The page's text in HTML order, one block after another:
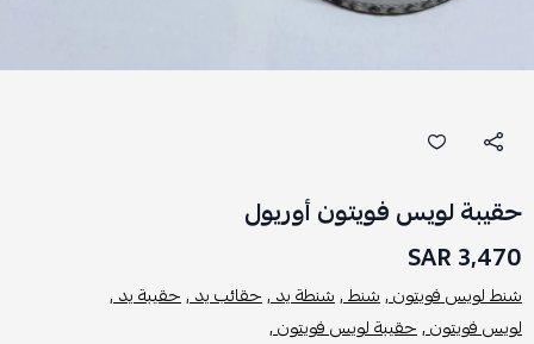
حقيبة لويس فويتون أوريول
3,470 SAR
شنط لويس فويتون ,شنط ,شنطة يد ,حقائب يد ,حقيبة يد ,
لويس فويتون ,حقيبة لويس فويتون ,